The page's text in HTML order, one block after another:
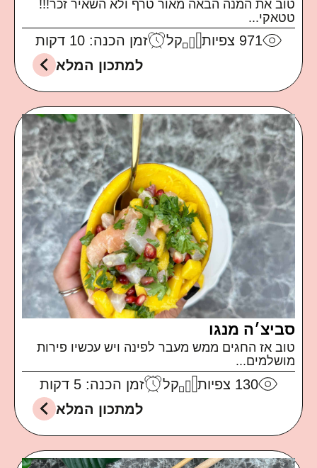
טוב את המנה הבאה מאור טרף ולא השאיר זכר!!!
טטאקי...
971 צפיות קל
זמן הכנה: 10 דקות
למתכון המלא
סביצ׳ה מנגו
טוב אז החגים ממש מעבר לפינה ויש עכשיו פירות
מושלמים...
130 צפיות קל
זמן הכנה: 5 דקות
למתכון המלא